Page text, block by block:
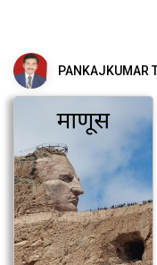
PANKAJKUMAR